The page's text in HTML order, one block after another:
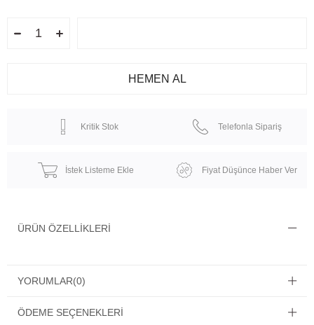
Kritik Stok Telefonla Sipariş
İstek Listeme Ekle Fiyat Düşünce Haber Ver
ÜRÜN ÖZELLIKLERI
YORUMLAR(0)
ÖDEME SEÇENEKLERI